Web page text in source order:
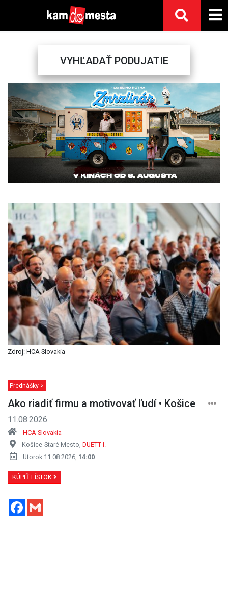
VYHĽADAŤ PODUJATIE
Previous Next
Zdroj: HCA Slovakia
Prednášky >
Ako riadiť firmu a motivovať ľudí • Košice
11.08.2026
HCA Slovakia
Košice-Staré Mesto, DUETT I.
Utorok 11.08.2026, 14:00
KÚPIŤ LÍSTOK
Facebook